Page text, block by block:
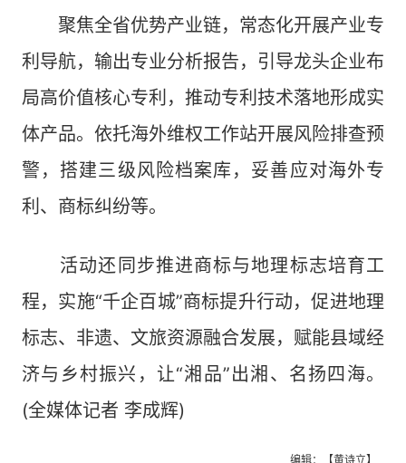
聚焦全省优势产业链，常态化开展产业专
利导航，输出专业分析报告，引导龙头企业布
局高价值核心专利，推动专利技术落地形成实
体产品。依托海外维权工作站开展风险排查预
警，搭建三级风险档案库，妥善应对海外专
利、商标纠纷等。
活动还同步推进商标与地理标志培育工
程，实施“千企百城”商标提升行动，促进地理
标志、非遗、文旅资源融合发展，赋能县域经
济与乡村振兴，让“湘品”出湘、名扬四海。
(全媒体记者 李成辉)
编辑：【黄诗立】